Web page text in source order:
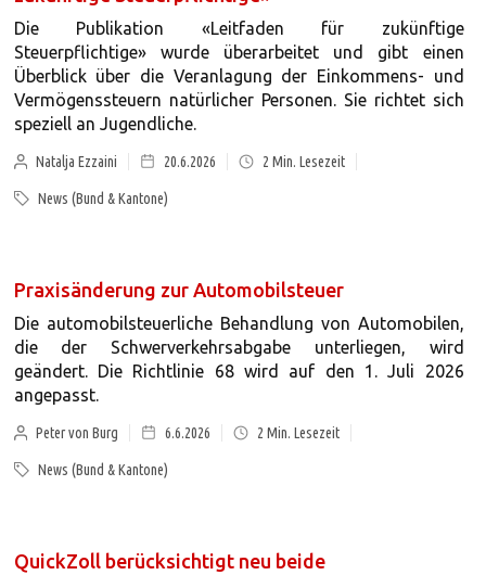
Die Publikation «Leitfaden für zukünftige
Steuerpflichtige» wurde überarbeitet und gibt einen
Überblick über die Veranlagung der Einkommens- und
Vermögenssteuern natürlicher Personen. Sie richtet sich
speziell an Jugendliche.
Natalja Ezzaini 20.6.2026 2 Min. Lesezeit
News (Bund & Kantone)
Praxisänderung zur Automobilsteuer
Die automobilsteuerliche Behandlung von Automobilen,
die der Schwerverkehrsabgabe unterliegen, wird
geändert. Die Richtlinie 68 wird auf den 1. Juli 2026
angepasst.
Peter von Burg 6.6.2026 2 Min. Lesezeit
News (Bund & Kantone)
QuickZoll berücksichtigt neu beide